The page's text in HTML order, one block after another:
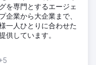
を専門とするエージェ
企業から大企業まで、
一人ひとりに合わせた
供しています。